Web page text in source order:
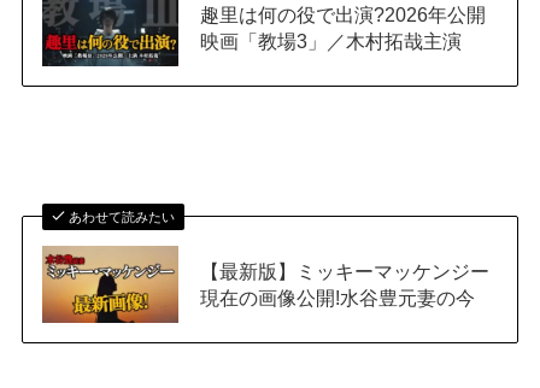
趣里は何の役で出演?2026年公開
映画「教場3」／木村拓哉主演
あわせて読みたい
【最新版】ミッキーマッケンジー
現在の画像公開!水谷豊元妻の今